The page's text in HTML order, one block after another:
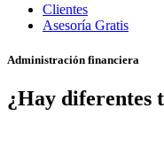
Clientes
Asesoría Gratis
Administración financiera
¿Hay diferentes